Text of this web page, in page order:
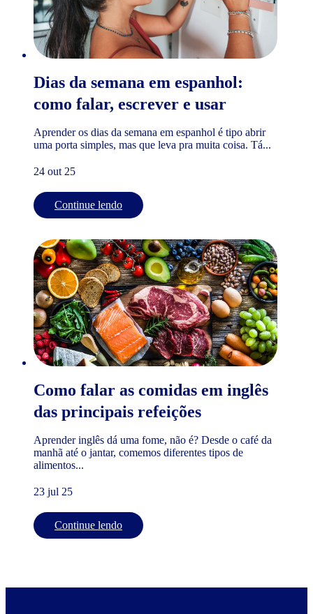
Dias da semana em espanhol:
como falar, escrever e usar
Aprender os dias da semana em espanhol é tipo abrir
uma porta simples, mas que leva pra muita coisa. Tá...
24 out 25
Continue lendo
Como falar as comidas em inglês
das principais refeições
Aprender inglês dá uma fome, não é? Desde o café da
manhã até o jantar, comemos diferentes tipos de
alimentos...
23 jul 25
Continue lendo